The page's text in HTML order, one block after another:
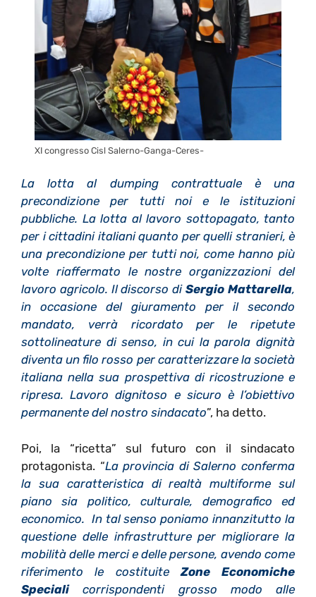
XI congresso Cisl Salerno-Ganga-Ceres-
La lotta al dumping contrattuale è una
precondizione per tutti noi e le istituzioni
pubbliche. La lotta al lavoro sottopagato, tanto
per i cittadini italiani quanto per quelli stranieri, è
una precondizione per tutti noi, come hanno più
volte riaffermato le nostre organizzazioni del
lavoro agricolo. Il discorso diSergio Mattarella,
in occasione del giuramento per il secondo
mandato, verrà ricordato per le ripetute
sottolineature di senso, in cui la parola dignità
diventa un filo rosso per caratterizzare la società
italiana nella sua prospettiva di ricostruzione e
ripresa. Lavoro dignitoso e sicuro è l’obiettivo
permanente del nostro sindacato”, ha detto.
Poi, la “ricetta” sul futuro con il sindacato
protagonista. “La provincia di Salerno conferma
la sua caratteristica di realtà multiforme sul
piano sia politico, culturale, demografico ed
economico. In tal senso poniamo innanzitutto la
questione delle infrastrutture per migliorare la
mobilità delle merci e delle persone, avendo come
riferimento le costituiteZone Economiche
Specialicorrispondenti grosso modo alle